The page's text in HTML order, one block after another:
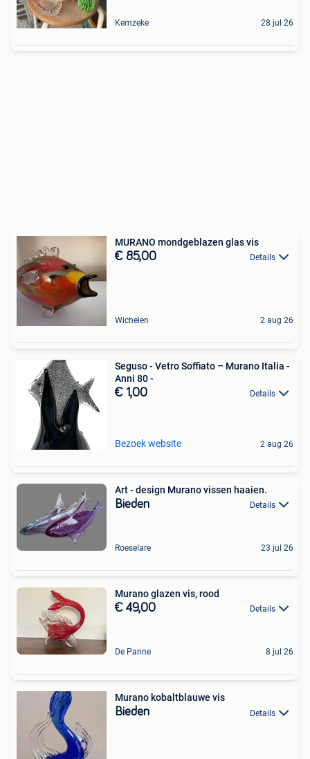
Kemzeke 28 jul 26
MURANO mondgeblazen glas vis
€ 85,00 Details
Wichelen 2 aug 26
Seguso - Vetro Soffiato – Murano Italia -
Anni 80 -
€ 1,00 Details
Bezoek website 2 aug 26
Art - design Murano vissen haaien.
Bieden Details
Roeselare 23 jul 26
Murano glazen vis, rood
€ 49,00 Details
De Panne 8 jul 26
Murano kobaltblauwe vis
Bieden Details